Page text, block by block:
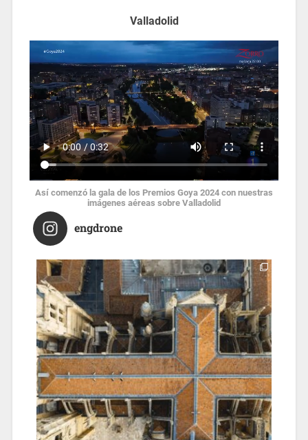
Valladolid
Así comenzó la gala de los Premios Goya 2024 con nuestras
imágenes aéreas sobre Valladolid
engdrone